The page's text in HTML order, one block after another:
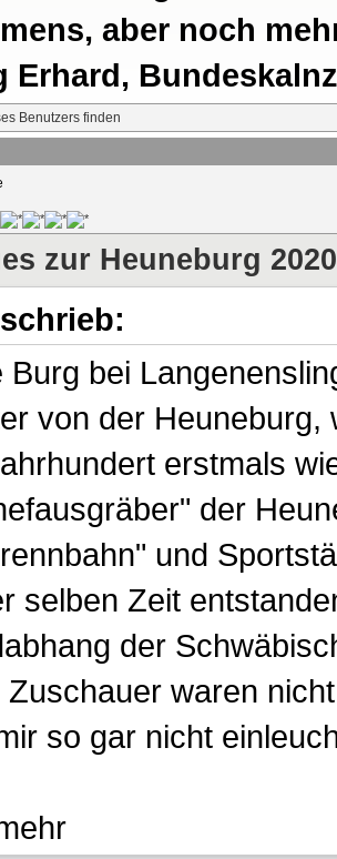
aber noch
Erhard,
zur Heuneburg 2020
Burg bei
von der
erstmals
der
und
selben Zeit
der
Zuschauer waren
so gar nicht